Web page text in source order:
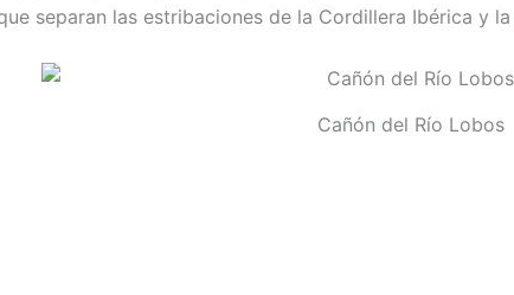
separan las estribaciones de la Cordillera Ibérica y
Cañón del Río Lobos